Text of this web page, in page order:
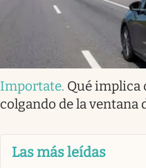
Importate. Qué implica
colgando de la ventana
Las más leídas